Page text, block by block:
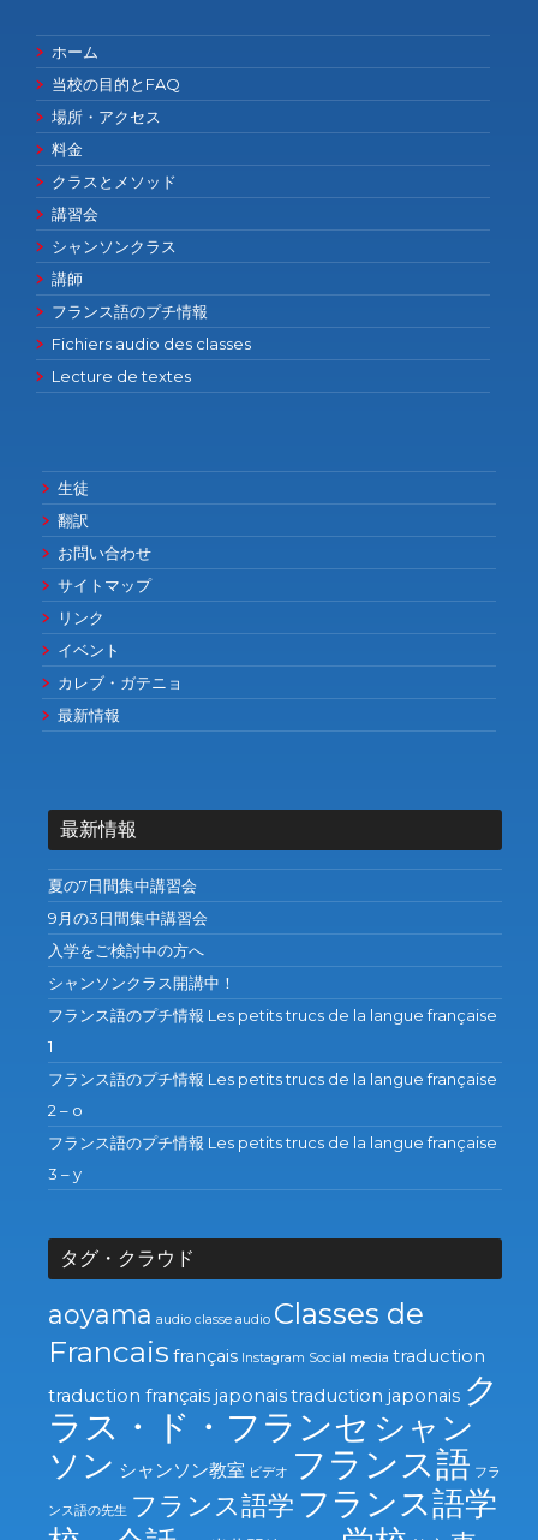
ホーム
当校の目的とFAQ
場所・アクセス
料金
クラスとメソッド
講習会
シャンソンクラス
講師
フランス語のプチ情報
Fichiers audio des classes
Lecture de textes
生徒
翻訳
お問い合わせ
サイトマップ
リンク
イベント
カレブ・ガテニョ
最新情報
最新情報
夏の7日間集中講習会
9月の3日間集中講習会
入学をご検討中の方へ
シャンソンクラス開講中！
フランス語のプチ情報 Les petits trucs de la langue française
1
フランス語のプチ情報 Les petits trucs de la langue française
2 – o
フランス語のプチ情報 Les petits trucs de la langue française
3 – y
タグ・クラウド
aoyama audio classe audio Classes de
Francais français Instagram Social media traduction
traduction français japonaistraduction japonais ク
ラス・ド・フランセ シャン
ソン シャンソン教室 ビデオ フランス語 フラ
ンス語の先生 フランス語学 フランス語学